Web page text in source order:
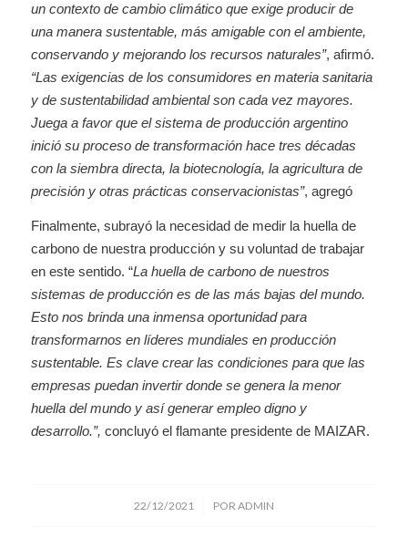
un contexto de cambio climático que exige producir de
una manera sustentable, más amigable con el ambiente,
conservando y mejorando los recursos naturales”, afirmó.
“Las exigencias de los consumidores en materia sanitaria
y de sustentabilidad ambiental son cada vez mayores.
Juega a favor que el sistema de producción argentino
inició su proceso de transformación hace tres décadas
con la siembra directa, la biotecnología, la agricultura de
precisión y otras prácticas conservacionistas”, agregó
Finalmente, subrayó la necesidad de medir la huella de
carbono de nuestra producción y su voluntad de trabajar
en este sentido. “La huella de carbono de nuestros
sistemas de producción es de las más bajas del mundo.
Esto nos brinda una inmensa oportunidad para
transformarnos en líderes mundiales en producción
sustentable. Es clave crear las condiciones para que las
empresas puedan invertir donde se genera la menor
huella del mundo y así generar empleo digno y
desarrollo.”, concluyó el flamante presidente de MAIZAR.
22/12/2021
/ POR ADMIN